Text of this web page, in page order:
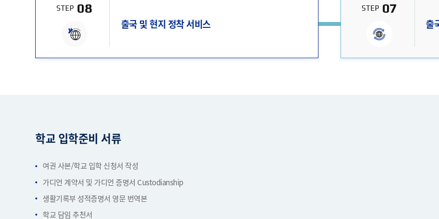
STEP 07
출
STEP 08
출국 및 현지 정착 서비스
학교 입학준비 서류
여권 사본/학교 입학 신청서 작성
가디언 계약서 및 가디언 증명서 Custodianship
생활기록부 성적증명서 영문 번역본
학교 담임 추천서